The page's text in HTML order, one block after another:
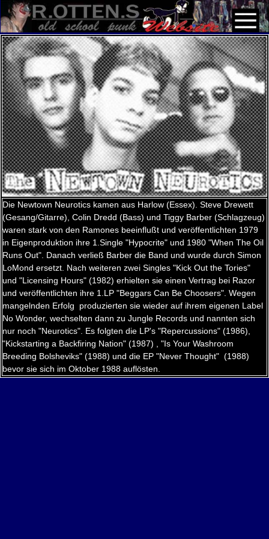
Die Newtown Neurotics kamen aus Harlow (Essex). Steve Drewett
(Gesang/Gitarre), Colin Dredd (Bass) und Tiggy Barber (Schlagzeug)
waren stark von den Ramones beeinflußt und veröffentlichten 1979
in Eigenproduktion ihre 1.Single "Hypocrite" und 1980 "When The Oil
Runs Out". Danach verließ Barber die Band und wurde durch Simon
LoMond ersetzt. Nach weiteren zwei Singles "Kick Out the Tories"
und "Licensing Hours" (1982) erhielten sie einen Vertrag bei Razor
und veröffentlichten ihre 1.LP "Beggars Can Be Choosers". Wegen
mangelnden Erfolg produzierten sie wieder auf ihrem eigenen Label
No Wonder, wechselten dann zu Jungle Records und nannten sich
nur noch "Neurotics". Es folgten die LP's "Repercussions" (1986),
"Kickstarting a Backfiring Nation" (1987) , "Is Your Washroom
Breeding Bolsheviks" (1988) und die EP "Never Thought" (1988)
bevor sie sich im Oktober 1988 auflösten.